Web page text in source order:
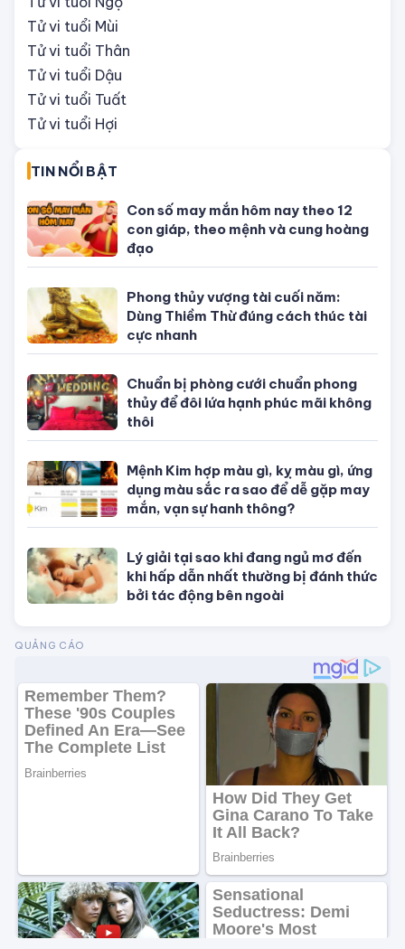
quan tới thùng rác?
ĐÁNG QUAN TÂM
Tử vi tuổi Tý
Tử vi tuổi Sửu
Tử vi tuổi Dần
Tử vi tuổi Mão
Tử vi tuổi Thìn
Tử vi tuổi Ti
Tử vi tuổi Ngọ
Tử vi tuổi Mùi
Tử vi tuổi Thân
Tử vi tuổi Tuất
Tử vi tuổi Hợi
TIN NỔI BẬT
Con số may mắn hôm nay theo 12
con giáp, theo mệnh và cung hoàng
Phong thủy vượng tài cuối năm:
Dùng Thiềm Thừ đúng cách thúc tài
cực nhanh
Chuẩn bị phòng cưới chuẩn phong
thủy để đôi lứa hạnh phúc mãi không
Mệnh Kim hợp màu gì, kỵ màu gì, ứng
dụng màu sắc ra sao để dễ gặp may
mắn, vạn sự hanh thông?
Lý giải tại sao khi đang ngủ mơ đến